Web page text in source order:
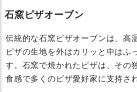
石窯ピザオーブン
伝統的な石窯ピザオーブンは、高
ピザの生地を外はカリッと中はふ
す。石窯で焼かれたピザは、その
食感で多くのピザ愛好家に支持さ